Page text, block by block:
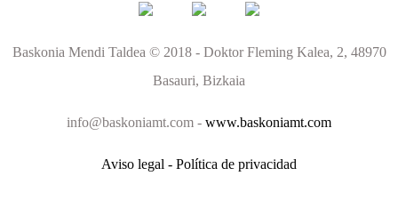
Baskonia Mendi Taldea © 2018 - Doktor Fleming Kalea, 2, 48970
Basauri, Bizkaia
info@baskoniamt.com - www.baskoniamt.com
Aviso legal - Política de privacidad